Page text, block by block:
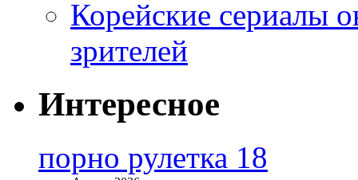
Корейские сериалы
зрителей
Интересное
порно рулетка 18